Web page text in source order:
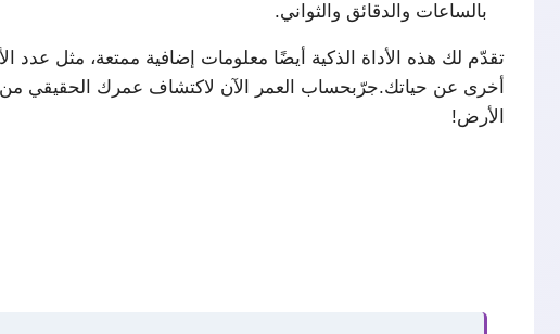
بالساعات والدقائق والثواني.
تقدّم لك هذه الأداة الذكية أيضًا معلومات إضافية ممتعة، مثل عدد
أخرى عن حياتك.جرّبحساب العمر
الآن لاكتشاف عمرك الحقيقي
الأرض!